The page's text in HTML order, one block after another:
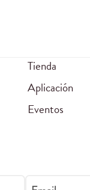
Tienda
Aplicación
Eventos